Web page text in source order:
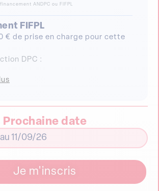
ANDPC ou FIFPL
FIFPL
€ de prise en charge pour cette
DPC :
Prochaine date
Je m'inscris